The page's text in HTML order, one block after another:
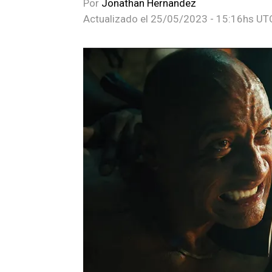
Por Jonathan Hernandez
Actualizado el 25/05/2023 - 15:16hs